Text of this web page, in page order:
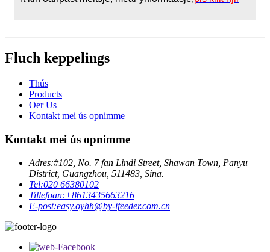
Fluch keppelings
Thús
Products
Oer Us
Kontakt mei ús opnimme
Kontakt mei ús opnimme
Adres:#102, No. 7 fan Lindi Street, Shawan Town, Panyu
District, Guangzhou, 511483, Sina.
Tel:020 66380102
Tillefoan:+8613435663216
E-post:easy.oyhh@by-ifeeder.com.cn